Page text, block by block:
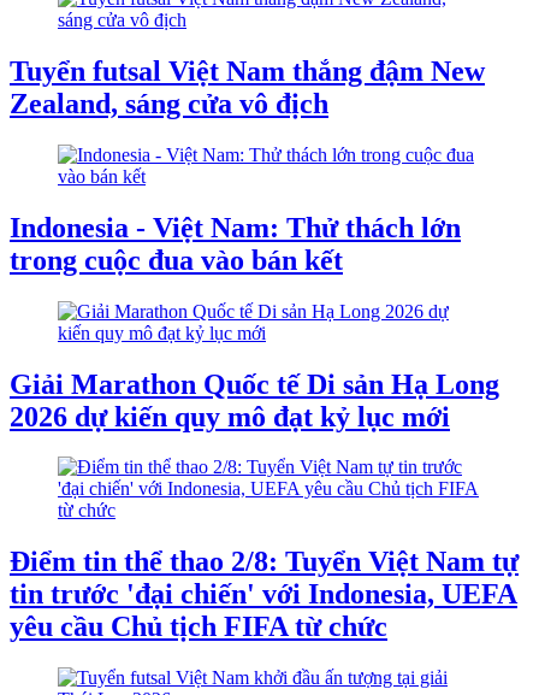
Tuyển futsal Việt Nam thắng đậm New
Zealand, sáng cửa vô địch
Indonesia - Việt Nam: Thử thách lớn
trong cuộc đua vào bán kết
Giải Marathon Quốc tế Di sản Hạ Long
2026 dự kiến quy mô đạt kỷ lục mới
Điểm tin thể thao 2/8: Tuyển Việt Nam tự
tin trước 'đại chiến' với Indonesia, UEFA
yêu cầu Chủ tịch FIFA từ chức